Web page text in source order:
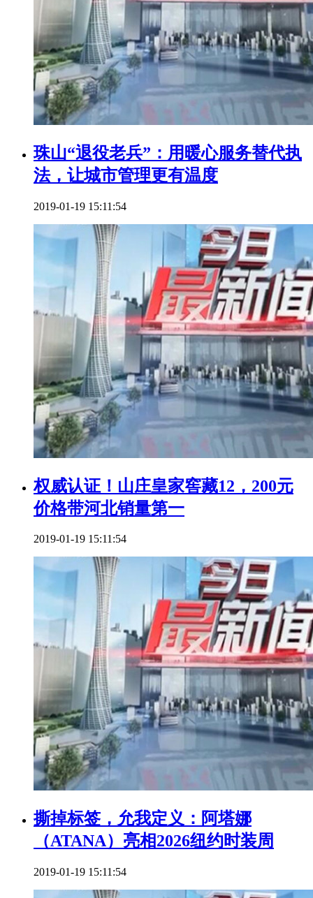
珠山“退役老兵”：用暖心服务替代执
法，让城市管理更有温度
2019-01-19 15:11:54
权威认证！山庄皇家窖藏12，200元
价格带河北销量第一
2019-01-19 15:11:54
撕掉标签，允我定义：阿塔娜
（ATANA）亮相2026纽约时装周
2019-01-19 15:11:54